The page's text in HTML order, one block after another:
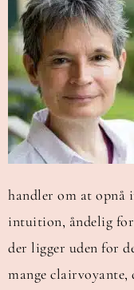
handler om at opnå
intuition, åndelig
der ligger uden for
mange clairvoyante,